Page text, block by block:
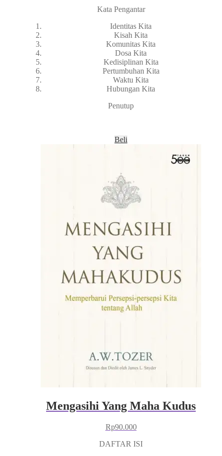
Kata Pengantar
Identitas Kita
Kisah Kita
Komunitas Kita
Dosa Kita
Kedisiplinan Kita
Pertumbuhan Kita
Waktu Kita
Hubungan Kita
Penutup
Beli
Mengasihi Yang Maha Kudus
Rp90.000
DAFTAR ISI